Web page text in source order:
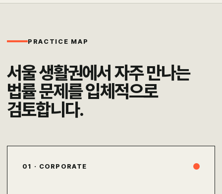
PRACTICE MAP
서울 생활권에서 자주 만나는
법률 문제를 입체적으로
검토합니다.
01 · CORPORATE